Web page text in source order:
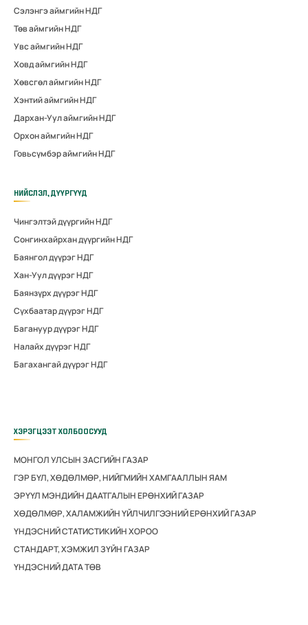
Сэлэнгэ аймгийн НДГ
Төв аймгийн НДГ
Увс аймгийн НДГ
Ховд аймгийн НДГ
Хөвсгөл аймгийн НДГ
Хэнтий аймгийн НДГ
Дархан-Уул аймгийн НДГ
Орхон аймгийн НДГ
Говьсүмбэр аймгийн НДГ
НИЙСЛЭЛ, ДҮҮРГҮҮД
Чингэлтэй дүүргийн НДГ
Сонгинхайрхан дүүргийн НДГ
Баянгол дүүрэг НДГ
Хан-Уул дүүрэг НДГ
Баянзүрх дүүрэг НДГ
Сүхбаатар дүүрэг НДГ
Багануур дүүрэг НДГ
Налайх дүүрэг НДГ
Багахангай дүүрэг НДГ
ХЭРЭГЦЭЭТ ХОЛБООСУУД
МОНГОЛ УЛСЫН ЗАСГИЙН ГАЗАР
ГЭР БҮЛ, ХӨДӨЛМӨР, НИЙГМИЙН ХАМГААЛЛЫН ЯАМ
ЭРҮҮЛ МЭНДИЙН ДААТГАЛЫН ЕРӨНХИЙ ГАЗАР
ХӨДӨЛМӨР, ХАЛАМЖИЙН ҮЙЛЧИЛГЭЭНИЙ ЕРӨНХИЙ ГАЗАР
ҮНДЭСНИЙ СТАТИСТИКИЙН ХОРОО
СТАНДАРТ, ХЭМЖИЛ ЗҮЙН ГАЗАР
ҮНДЭСНИЙ ДАТА ТӨВ